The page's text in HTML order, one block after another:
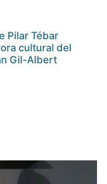
Pilar Tébar
cultural del
Gil-Albert